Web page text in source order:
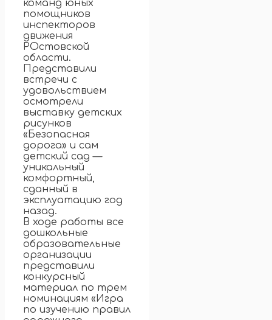
команд юных
помощников
инспекторов
движения
РОстовской
области.
Представили
встречи с
удовольствием
осмотрели
выставку детских
рисунков
«Безопасная
дорога» и сам
детский сад —
уникальный
комфортный,
сданный в
эксплуатацию год
назад.
В ходе работы все
дошкольные
образовательные
организации
представили
конкурсный
материал по трем
номинациям «Игра
по изучению правил